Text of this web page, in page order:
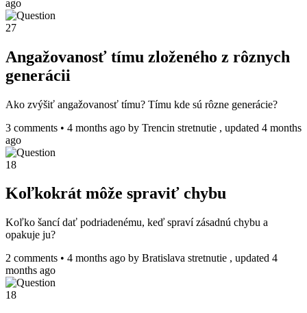
ago
27
Angažovanosť tímu zloženého z rôznych
generácii
Ako zvýšiť angažovanosť tímu? Tímu kde sú rôzne generácie?
3 comments • 4 months ago by Trencin stretnutie , updated 4 months
ago
18
Koľkokrát môže spraviť chybu
Koľko šancí dať podriadenému, keď spraví zásadnú chybu a
opakuje ju?
2 comments • 4 months ago by Bratislava stretnutie , updated 4
months ago
18